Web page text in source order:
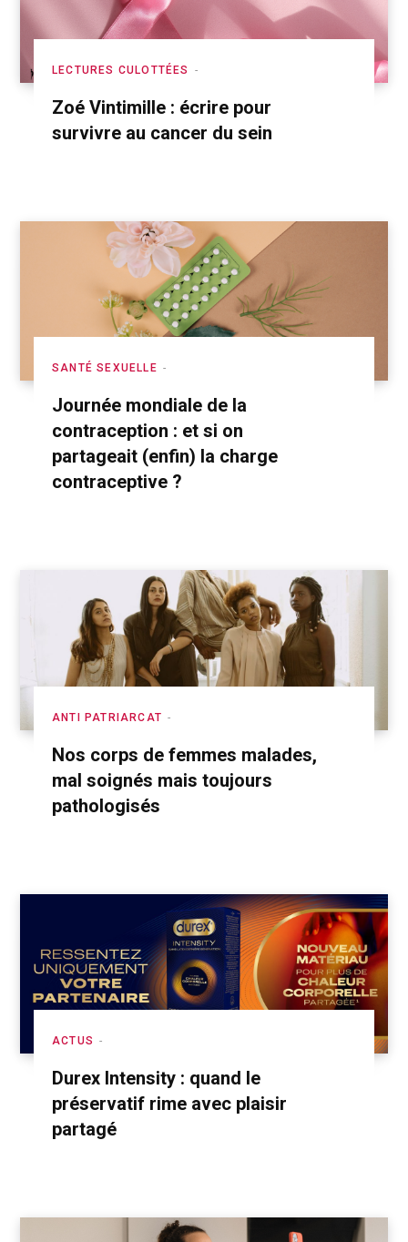
LECTURES CULOTTÉES
Zoé Vintimille : écrire pour
survivre au cancer du sein
SANTÉ SEXUELLE
Journée mondiale de la
contraception : et si on
partageait (enfin) la charge
contraceptive ?
ANTI PATRIARCAT
Nos corps de femmes malades,
mal soignés mais toujours
pathologisés
ACTUS
Durex Intensity : quand le
préservatif rime avec plaisir
partagé